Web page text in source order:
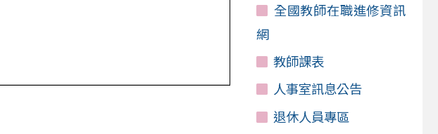
全國教師在職進修資訊
網
教師課表
人事室訊息公告
退休人員專區